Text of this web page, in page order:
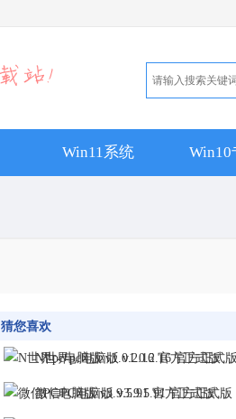
Win11系统 Win10
猜您喜欢
N世界pc电脑版 v1.0.2.16 官方正式版
微信PC电脑版 v3.9.5.91 官方正式版